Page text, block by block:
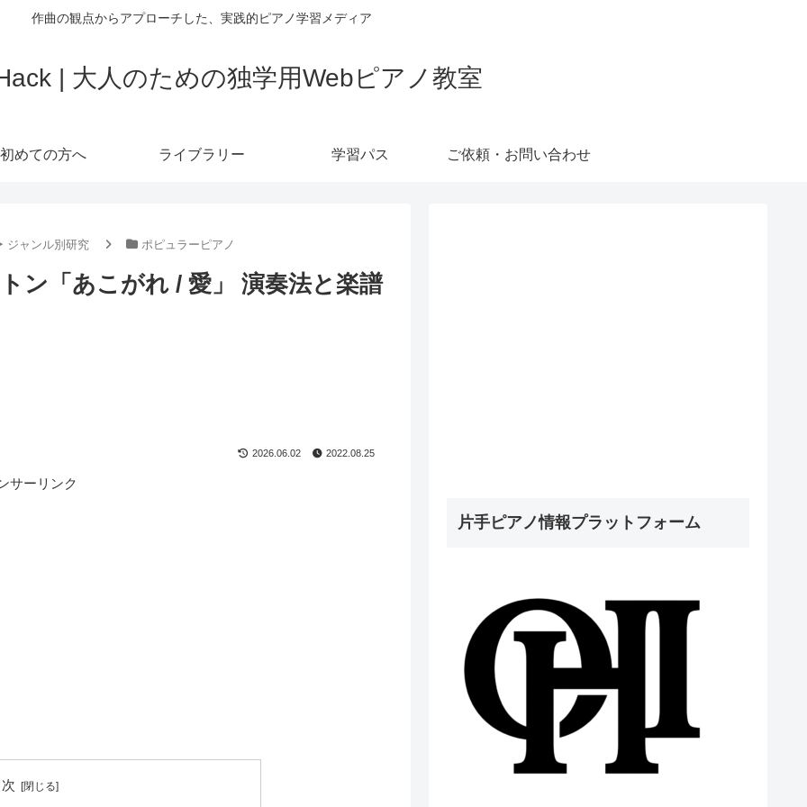
作曲の観点からアプローチした、実践的ピアノ学習メディア
| 大人のための独学用Webピアノ教室
初めての方へ ライブラリー 学習パス ご依頼・お問い合わせ
ジャンル別研究 ポピュラーピアノ
ン「あこがれ / 愛」 演奏法と楽譜
2026.06.02 2022.08.25
サーリンク
片手ピアノ情報プラットフォーム